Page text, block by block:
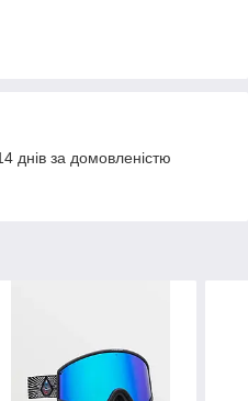
днів за домовленістю